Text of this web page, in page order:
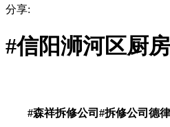
分享:
#信阳浉河区厨
#森祥拆修公司#拆修公司德律